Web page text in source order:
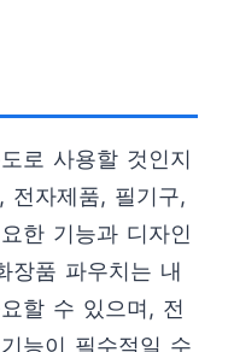
로 사용할 것인지
전자제품, 필기구,
한 기능과 디자인
장품 파우치는 내
할 수 있으며, 전
능이 필수적일 수